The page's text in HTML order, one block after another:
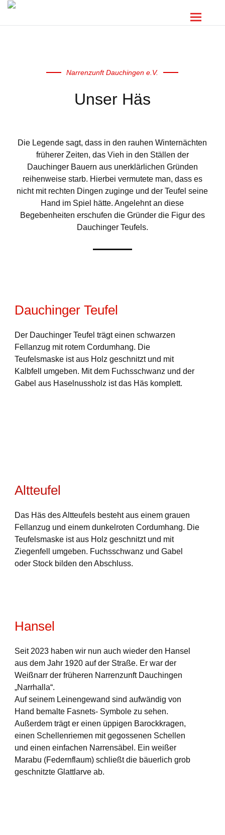
Narrenzunft Dauchingen e.V.
Unser Häs
Die Legende sagt, dass in den rauhen Winternächten
früherer Zeiten, das Vieh in den Ställen der
Dauchinger Bauern aus unerklärlichen Gründen
reihenweise starb. Hierbei vermutete man, dass es
nicht mit rechten Dingen zuginge und der Teufel seine
Hand im Spiel hätte. Angelehnt an diese
Begebenheiten erschufen die Gründer die Figur des
Dauchinger Teufels.
Dauchinger Teufel
Der Dauchinger Teufel trägt einen schwarzen
Fellanzug mit rotem Cordumhang. Die
Teufelsmaske ist aus Holz geschnitzt und mit
Kalbfell umgeben. Mit dem Fuchsschwanz und der
Gabel aus Haselnussholz ist das Häs komplett.
Altteufel
Das Häs des Altteufels besteht aus einem grauen
Fellanzug und einem dunkelroten Cordumhang. Die
Teufelsmaske ist aus Holz geschnitzt und mit
Ziegenfell umgeben. Fuchsschwanz und Gabel
oder Stock bilden den Abschluss.
Hansel
Seit 2023 haben wir nun auch wieder den Hansel
aus dem Jahr 1920 auf der Straße. Er war der
Weißnarr der früheren Narrenzunft Dauchingen
„Narrhalla“.
Auf seinem Leinengewand sind aufwändig von
Hand bemalte Fasnets- Symbole zu sehen.
Außerdem trägt er einen üppigen Barockkragen,
einen Schellenriemen mit gegossenen Schellen
und einen einfachen Narrensäbel. Ein weißer
Marabu (Federnflaum) schließt die bäuerlich grob
geschnitzte Glattlarve ab.